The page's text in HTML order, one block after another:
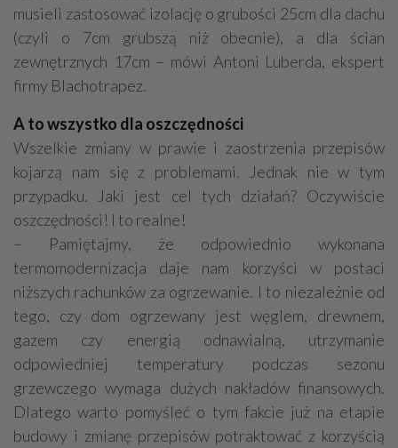
musieli zastosować izolację o grubości 25cm dla dachu
(czyli o 7cm grubszą niż obecnie), a dla ścian
zewnętrznych 17cm – mówi Antoni Luberda, ekspert
firmy Blachotrapez.
A to wszystko dla oszczędności
Wszelkie zmiany w prawie i zaostrzenia przepisów
kojarzą nam się z problemami. Jednak nie w tym
przypadku. Jaki jest cel tych działań? Oczywiście
oszczędności! I to realne!
– Pamiętajmy, że odpowiednio wykonana
termomodernizacja daje nam korzyści w postaci
niższych rachunków za ogrzewanie. I to niezależnie od
tego, czy dom ogrzewany jest węglem, drewnem,
gazem czy energią odnawialną, utrzymanie
odpowiedniej temperatury podczas sezonu
grzewczego wymaga dużych nakładów finansowych.
Dlatego warto pomyśleć o tym fakcie już na etapie
budowy i zmianę przepisów potraktować z korzyścią